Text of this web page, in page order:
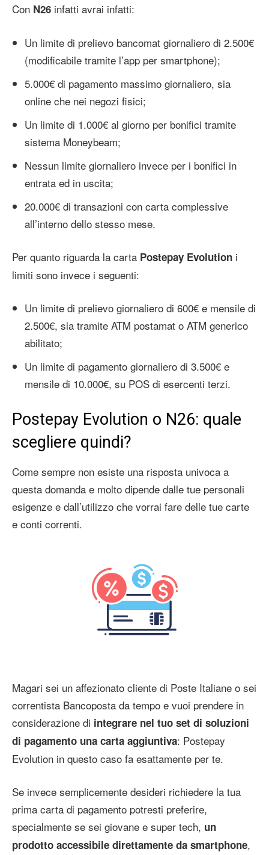
Con N26 infatti avrai infatti:
Un limite di prelievo bancomat giornaliero di 2.500€
(modificabile tramite l’app per smartphone);
5.000€ di pagamento massimo giornaliero, sia
online che nei negozi fisici;
Un limite di 1.000€ al giorno per bonifici tramite
sistema Moneybeam;
Nessun limite giornaliero invece per i bonifici in
entrata ed in uscita;
20.000€ di transazioni con carta complessive
all’interno dello stesso mese.
Per quanto riguarda la carta Postepay Evolution i
limiti sono invece i seguenti:
Un limite di prelievo giornaliero di 600€ e mensile di
2.500€, sia tramite ATM postamat o ATM generico
abilitato;
Un limite di pagamento giornaliero di 3.500€ e
mensile di 10.000€, su POS di esercenti terzi.
Postepay Evolution o N26: quale
scegliere quindi?
Come sempre non esiste una risposta univoca a
questa domanda e molto dipende dalle tue personali
esigenze e dall’utilizzo che vorrai fare delle tue carte
e conti correnti.
Magari sei un affezionato cliente di Poste Italiane o sei
correntista Bancoposta da tempo e vuoi prendere in
considerazione di integrare nel tuo set di soluzioni
di pagamento una carta aggiuntiva: Postepay
Evolution in questo caso fa esattamente per te.
Se invece semplicemente desideri richiedere la tua
prima carta di pagamento potresti preferire,
specialmente se sei giovane e super tech, un
prodotto accessibile direttamente da smartphone,